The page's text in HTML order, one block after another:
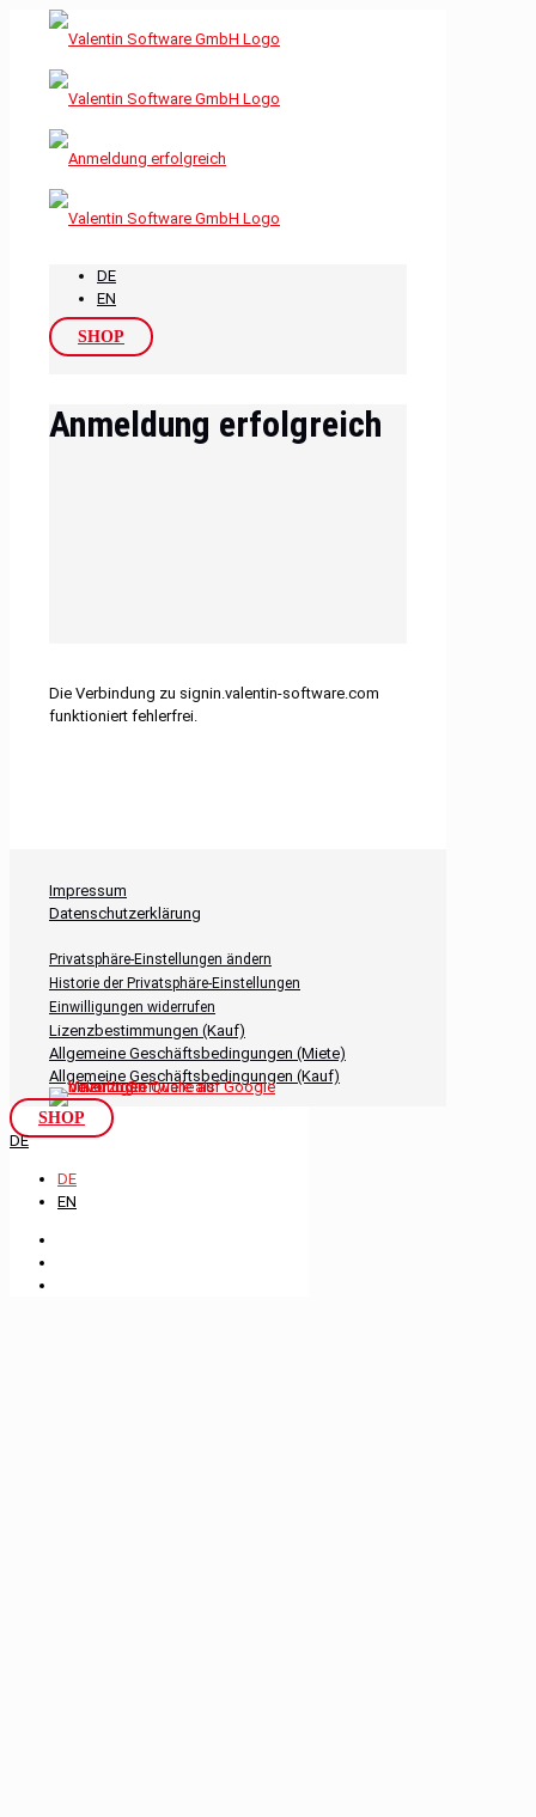
DE
EN
SHOP
Anmeldung erfolgreich
Die Verbindung zu signin.valentin-software.com
funktioniert fehlerfrei.
Impressum
Datenschutzerklärung
Privatsphäre-Einstellungen ändern
Historie der Privatsphäre-Einstellungen
Einwilligungen widerrufen
Lizenzbestimmungen (Kauf)
Allgemeine Geschäftsbedingungen (Miete)
Allgemeine Geschäftsbedingungen (Kauf)
SHOP
DE
DE
EN